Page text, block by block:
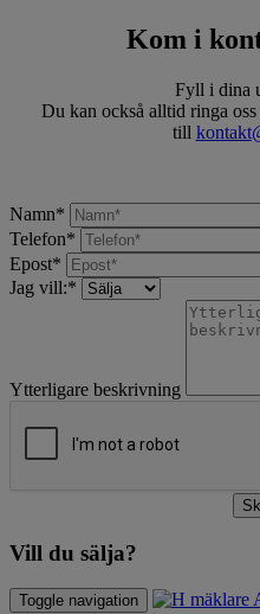
Kom i
Fyll i dina
Du kan också alltid ringa
till
Namn*
Telefon*
Epost*
Jag vill:*
Ytterligare beskrivning
Vill du sälja?
Toggle navigation